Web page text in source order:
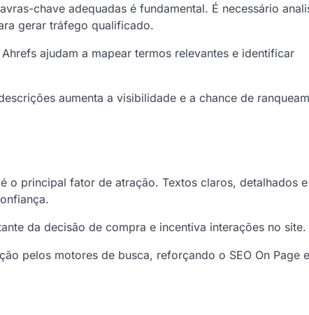
chave adequadas é fundamental. É necessário
gerar tráfego qualificado.
ajudam a mapear termos relevantes e identificar
aumenta a visibilidade e a chance de
o principal fator de atração. Textos claros, detalhados
da decisão de compra e incentiva interações no site.
pelos motores de busca, reforçando o SEO On Page e